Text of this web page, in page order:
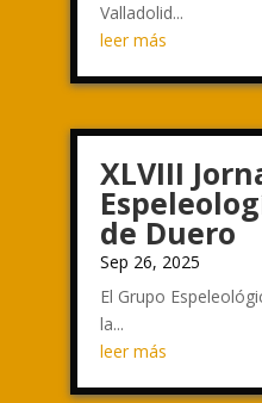
Valladolid...
leer más
XLVIII
de Duero
Sep 26, 2025
El Grupo
la...
leer más